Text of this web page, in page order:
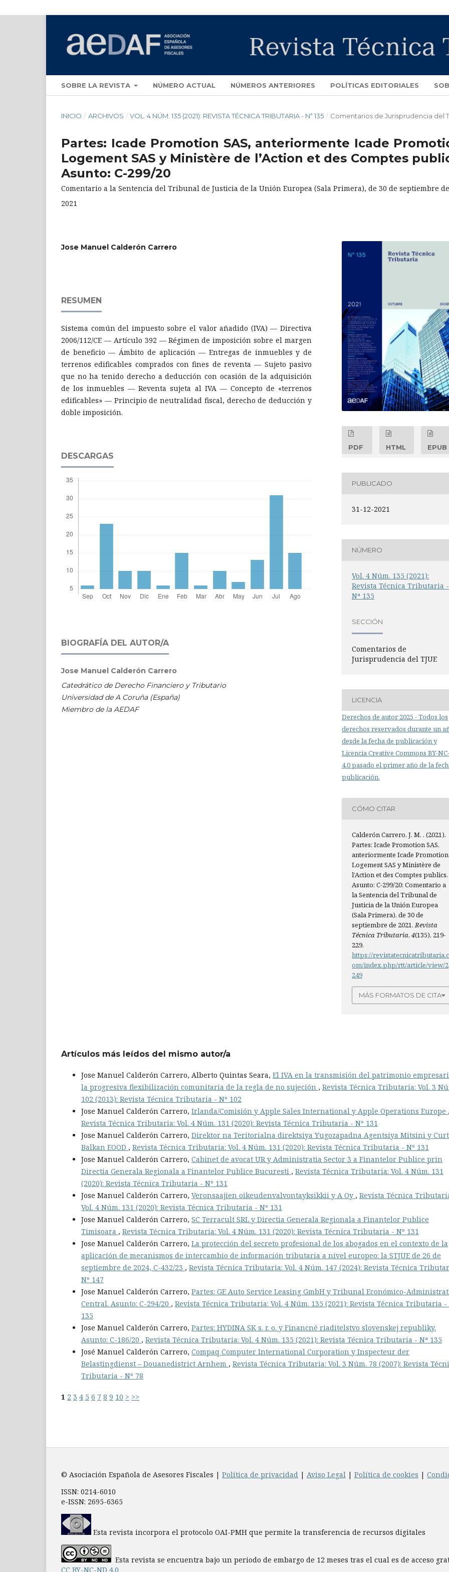
SOBRE LA REVISTA NÚMERO ACTUAL NÚMEROS ANTERIORES POLÍTICAS EDITORIALES
INICIO / ARCHIVOS / VOL. 4 NÚM. 135 (2021): REVISTA TÉCNICA TRIBUTARIA - Nª 135 / Comentarios de Jurisprudencia del
Partes: Icade Promotion SAS, anteriormente Icade
Logement SAS y Ministère de l’Action et des Comptes
Asunto: C-299/20
Comentario a la Sentencia del Tribunal de Justicia de la Unión Europea (Sala Primera), de 30 de septiembre de
2021
Jose Manuel Calderón Carrero
RESUMEN
Sistema común del impuesto sobre el valor añadido (IVA) — Directiva
2006/112/CE — Artículo 392 — Régimen de imposición sobre el margen
de beneficio — Ámbito de aplicación — Entregas de inmuebles y de
terrenos edificables comprados con fines de reventa — Sujeto pasivo
que no ha tenido derecho a deducción con ocasión de la adquisición
de los inmuebles — Reventa sujeta al IVA — Concepto de «terrenos
edificables» — Principio de neutralidad fiscal, derecho de deducción y
doble imposición.
DESCARGAS
BIOGRAFÍA DEL AUTOR/A
Jose Manuel Calderón Carrero
Catedrático de Derecho Financiero y Tributario
Universidad de A Coruña (España)
Miembro de la AEDAF
PDF HTML EPUB
PUBLICADO
31-12-2021
NÚMERO
Vol. 4 Núm. 135 (2021):
Revista Técnica Tributaria -
Nª 135
SECCIÓN
Comentarios de
Jurisprudencia del TJUE
LICENCIA
Derechos de autor 2025 - Todos los
derechos reservados durante un
desde la fecha de publicación y
Licencia Creative Commons BY-
4.0 pasado el primer año de la
publicación.
CÓMO CITAR
Calderón Carrero, J. M. . (2021).
Partes: Icade Promotion SAS,
anteriormente Icade Promotion
Logement SAS y Ministère de
l’Action et des Comptes publics.
Asunto: C-299/20: Comentario a
la Sentencia del Tribunal de
Justicia de la Unión Europea
(Sala Primera), de 30 de
septiembre de 2021.Revista
Técnica Tributaria,4(135), 219-
229.
https://revistatecnicatributaria.c
om/index.php/rtt/article/view/2
249
MÁS FORMATOS DE CITA
Artículos más leídos del mismo autor/a
Jose Manuel Calderón Carrero, Alberto Quintas Seara, El IVA en la transmisión del patrimonio
la progresiva flexibilización comunitaria de la regla de no sujeción , Revista Técnica Tributaria: Vol. 3
102 (2013): Revista Técnica Tributaria - Nº 102
Jose Manuel Calderón Carrero, Irlanda/Comisión y Apple Sales International y Apple Operations Europe ,
Revista Técnica Tributaria: Vol. 4 Núm. 131 (2020): Revista Técnica Tributaria - Nº 131
Jose Manuel Calderón Carrero, Direktor na Teritorialna direktsiya Yugozapadna Agentsiya Mitsini y
Balkan EOOD , Revista Técnica Tributaria: Vol. 4 Núm. 131 (2020): Revista Técnica Tributaria - Nº 131
Jose Manuel Calderón Carrero, Cabinet de avocat UR y Administratia Sector 3 a Finantelor Publice prin
Directia Generala Regionala a Finantelor Publice Bucuresti , Revista Técnica Tributaria: Vol. 4 Núm. 131
(2020): Revista Técnica Tributaria - Nº 131
Jose Manuel Calderón Carrero, Veronsaajien oikeudenvalvontayksikkii y A Oy , Revista Técnica
Vol. 4 Núm. 131 (2020): Revista Técnica Tributaria - Nº 131
Jose Manuel Calderón Carrero, SC Terracult SRL y Directia Generala Regionala a Finantelor Publice
Timisoara , Revista Técnica Tributaria: Vol. 4 Núm. 131 (2020): Revista Técnica Tributaria - Nº 131
Jose Manuel Calderón Carrero, La protección del secreto profesional de los abogados en el contexto de la
aplicación de mecanismos de intercambio de información tributaria a nivel europeo: la STJUE de 26 de
septiembre de 2024, C-432/23 , Revista Técnica Tributaria: Vol. 4 Núm. 147 (2024): Revista Técnica
Nº 147
Jose Manuel Calderón Carrero, Partes: GE Auto Service Leasing GmbH y Tribunal Económico-
Central. Asunto: C-294/20 , Revista Técnica Tributaria: Vol. 4 Núm. 135 (2021): Revista Técnica Tributaria -
135
Jose Manuel Calderón Carrero, Partes: HYDINA SK s. r. o. y Financné riaditelstvo slovenskej republiky.
Asunto: C-186/20 , Revista Técnica Tributaria: Vol. 4 Núm. 135 (2021): Revista Técnica Tributaria - Nª 135
José Manuel Calderón Carrero, Compaq Computer International Corporation y Inspecteur der
Belastingdienst – Douanedistrict Arnhem , Revista Técnica Tributaria: Vol. 3 Núm. 78 (2007): Revista
Tributaria - Nº 78
1 2 3 4 5 6 7 8 9 10 > >>
© Asociación Española de Asesores Fiscales | Política de privacidad | Aviso Legal | Política de cookies |
ISSN: 0214-6010
e-ISSN: 2695-6365
Esta revista incorpora el protocolo OAI-PMH que permite la transferencia de recursos digitales
Esta revista se encuentra bajo un periodo de embargo de 12 meses tras el cual es de acceso
CC BY-NC-ND 4.0